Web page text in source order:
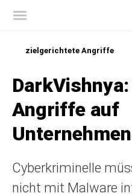
zielgerichtete Angriffe
Angriffe auf
Cyberkriminelle
nicht mit Malware